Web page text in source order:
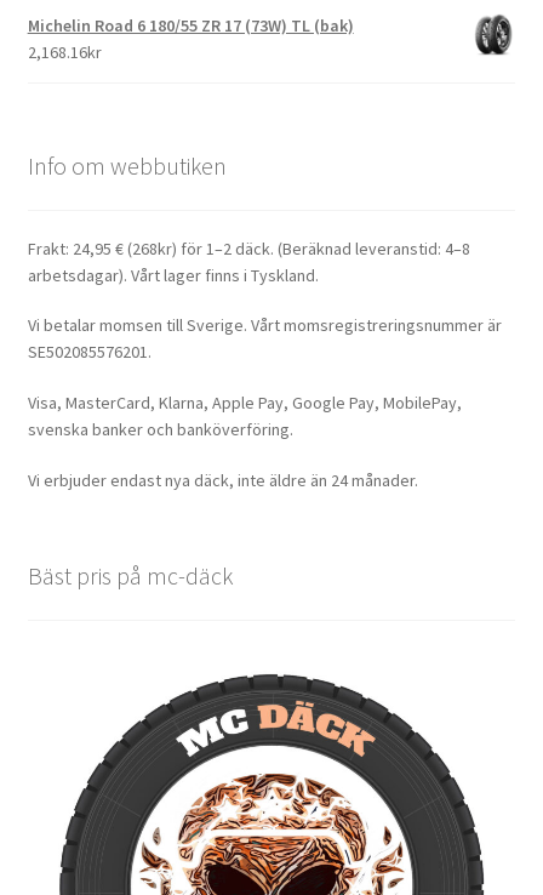
Michelin Road 6 180/55 ZR 17 (73W) TL (bak)
2,168.16kr
Info om webbutiken
Frakt: 24,95 € (268kr) för 1–2 däck. (Beräknad leveranstid: 4–8
arbetsdagar). Vårt lager finns i Tyskland.
Vi betalar momsen till Sverige. Vårt momsregistreringsnummer är
SE502085576201.
Visa, MasterCard, Klarna, Apple Pay, Google Pay, MobilePay,
svenska banker och banköverföring.
Vi erbjuder endast nya däck, inte äldre än 24 månader.
Bäst pris på mc-däck